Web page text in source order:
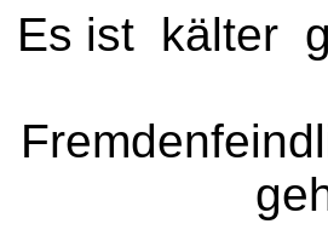
Es ist kälter